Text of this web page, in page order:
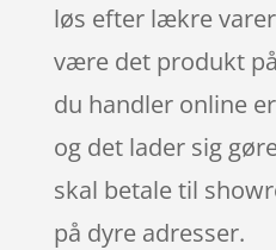
løs efter lækre
være det produkt
du handler online
og det lader sig
skal betale til
på dyre adresser.